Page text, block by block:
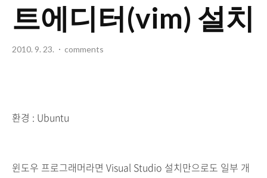
트에디터(vim) 설치
2010. 9. 23. comments
환경 : Ubuntu
윈도우 프로그래머라면 Visual Studio 설치만으로도 일부 개